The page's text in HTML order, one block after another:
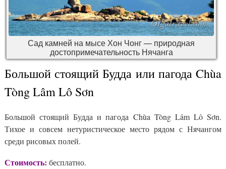
Сад камней на мысе Хон Чонг — природная
достопримечательность Нячанга
Большой стоящий Будда или пагода Chùa
Tòng Lâm Lô Sơn
Большой стоящий Будда и пагода Chùa Tòng Lâm Lô Sơn.
Тихое и совсем нетуристическое место рядом с Нячангом
среди рисовых полей.
Стоимость: бесплатно.